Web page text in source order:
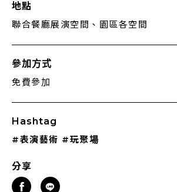
地點
聯合餐廳展演空間、園區各空間
參加方式
免費參加
Hashtag
#表演藝術 #玩聚場
分享